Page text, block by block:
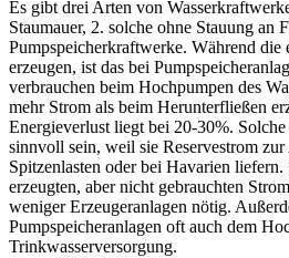
Es gibt drei Arten von
Staumauer, 2. solche ohne Stauung an
Pumpspeicherkraftwerke. Während die
erzeugen, ist das bei
verbrauchen beim Hochpumpen des
mehr Strom als beim Herunterfließen
Energieverlust liegt bei 20-30%.
sinnvoll sein, weil sie Reservestrom
Spitzenlasten oder bei Havarien
erzeugten, aber nicht gebrauchten
weniger Erzeugeranlagen nötig.
Pumpspeicheranlagen oft auch dem
Trinkwasserversorgung.